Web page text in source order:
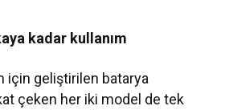
kadar kullanım
için geliştirilen batarya
çeken her iki model de tek